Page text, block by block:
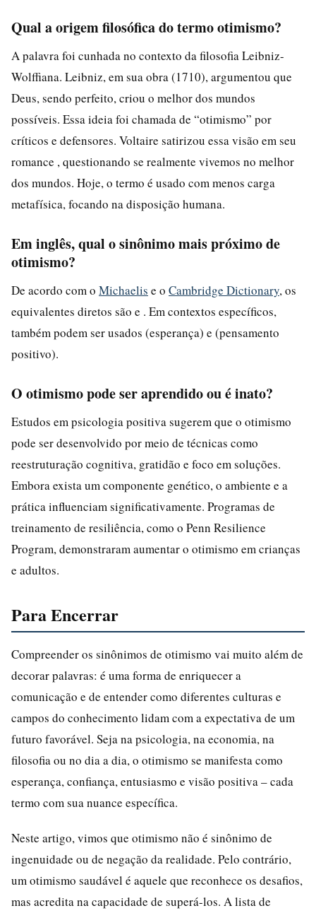
Qual a origem filosófica do termo otimismo?
A palavra foi cunhada no contexto da filosofia Leibniz-
Wolffiana. Leibniz, em sua obra (1710), argumentou que
Deus, sendo perfeito, criou o melhor dos mundos
possíveis. Essa ideia foi chamada de “otimismo” por
críticos e defensores. Voltaire satirizou essa visão em seu
romance , questionando se realmente vivemos no melhor
dos mundos. Hoje, o termo é usado com menos carga
metafísica, focando na disposição humana.
Em inglês, qual o sinônimo mais próximo de
otimismo?
De acordo com o Michaelis e o Cambridge Dictionary, os
equivalentes diretos são e . Em contextos específicos,
também podem ser usados (esperança) e (pensamento
positivo).
O otimismo pode ser aprendido ou é inato?
Estudos em psicologia positiva sugerem que o otimismo
pode ser desenvolvido por meio de técnicas como
reestruturação cognitiva, gratidão e foco em soluções.
Embora exista um componente genético, o ambiente e a
prática influenciam significativamente. Programas de
treinamento de resiliência, como o Penn Resilience
Program, demonstraram aumentar o otimismo em crianças
e adultos.
Para Encerrar
Compreender os sinônimos de otimismo vai muito além de
decorar palavras: é uma forma de enriquecer a
comunicação e de entender como diferentes culturas e
campos do conhecimento lidam com a expectativa de um
futuro favorável. Seja na psicologia, na economia, na
filosofia ou no dia a dia, o otimismo se manifesta como
esperança, confiança, entusiasmo e visão positiva – cada
termo com sua nuance específica.
Neste artigo, vimos que otimismo não é sinônimo de
ingenuidade ou de negação da realidade. Pelo contrário,
um otimismo saudável é aquele que reconhece os desafios,
mas acredita na capacidade de superá-los. A lista de